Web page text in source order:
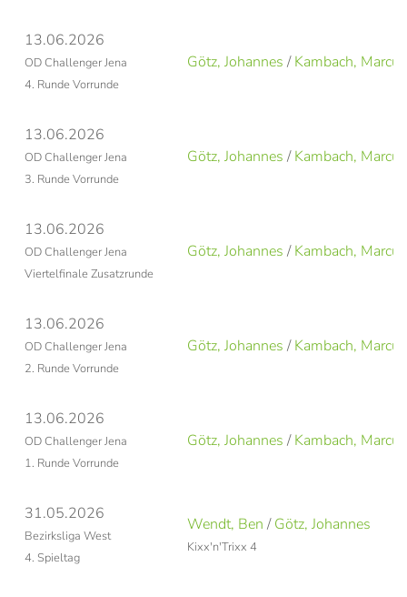
13.06.2026
OD Challenger Jena
4. Runde Vorrunde
Götz, Johannes /Kambach, Marcus
13.06.2026
OD Challenger Jena
3. Runde Vorrunde
Götz, Johannes /Kambach, Marcus
13.06.2026
OD Challenger Jena
Viertelfinale Zusatzrunde
Götz, Johannes /Kambach, Marcus
13.06.2026
OD Challenger Jena
2. Runde Vorrunde
Götz, Johannes /Kambach, Marcus
13.06.2026
OD Challenger Jena
1. Runde Vorrunde
Götz, Johannes /Kambach, Marcus
31.05.2026
Bezirksliga West
4. Spieltag
Wendt, Ben /Götz, Johannes
Kixx'n'Trixx 4